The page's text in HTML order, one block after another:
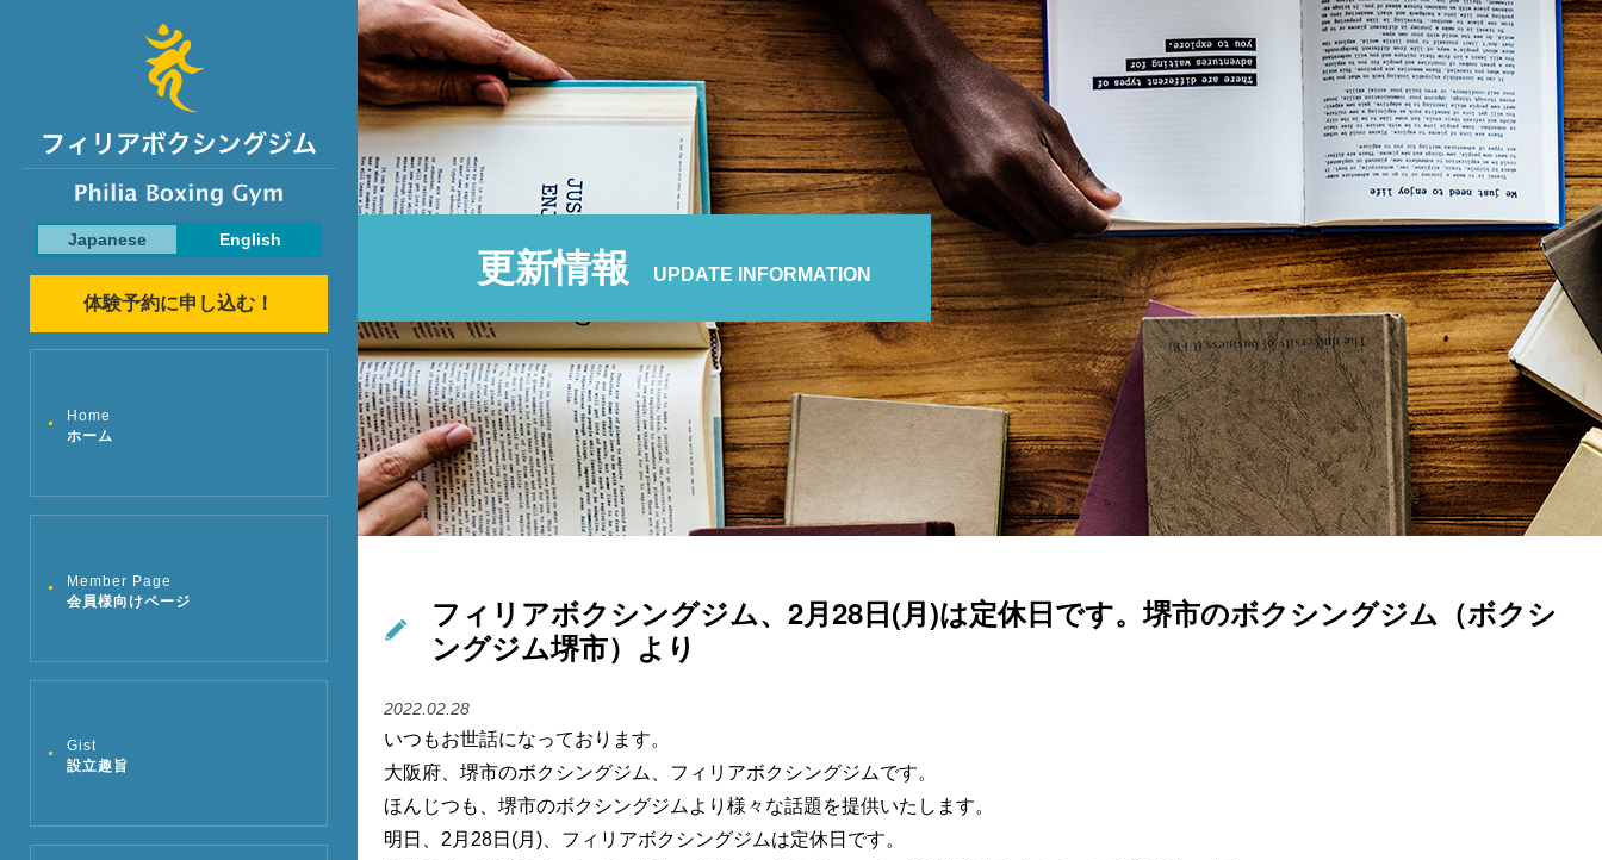
Japanese English
体験予約に申し込む！
Home
ホーム
Member Page
会員様向けページ
Gist
設立趣旨
更新情報 UPDATE INFORMATION
フィリアボクシングジム、2月28日(月)は定休日です。堺市のボクシングジム（ボクシ
ングジム堺市）より
2022.02.28
いつもお世話になっております。
大阪府、堺市のボクシングジム、フィリアボクシングジムです。
ほんじつも、堺市のボクシングジムより様々な話題を提供いたします。
明日、2月28日(月)、フィリアボクシングジムは定休日です。